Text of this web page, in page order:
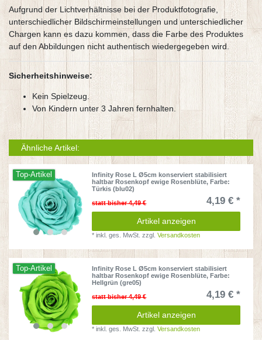
Aufgrund der Lichtverhältnisse bei der Produktfotografie,
unterschiedlicher Bildschirmeinstellungen und unterschiedlicher
Chargen kann es dazu kommen, dass die Farbe des Produktes
auf den Abbildungen nicht authentisch wiedergegeben wird.
Sicherheitshinweise:
Kein Spielzeug.
Von Kindern unter 3 Jahren fernhalten.
Ähnliche Artikel:
Top-Artikel
Infinity Rose L Ø5cm konserviert stabilisiert
haltbar Rosenkopf ewige Rosenblüte, Farbe:
Türkis (blu02)
statt bisher 4,49 €
4,19 € *
Artikel anzeigen
*inkl. ges. MwSt. zzgl.Versandkosten
Top-Artikel
Infinity Rose L Ø5cm konserviert stabilisiert
haltbar Rosenkopf ewige Rosenblüte, Farbe:
Hellgrün (gre05)
statt bisher 4,49 €
4,19 € *
Artikel anzeigen
*inkl. ges. MwSt. zzgl.Versandkosten